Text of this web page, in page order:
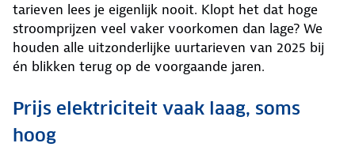
tarieven lees je eigenlijk nooit. Klopt het dat hoge
stroomprijzen veel vaker voorkomen dan lage? We
houden alle uitzonderlijke uurtarieven van 2025 bij
én blikken terug op de voorgaande jaren.
Prijs elektriciteit vaak laag, soms
hoog